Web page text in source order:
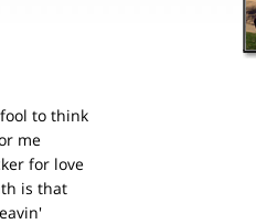
to think
me
for love
is that